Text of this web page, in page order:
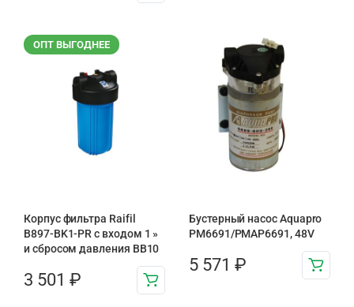
ОПТ ВЫГОДНЕЕ
Корпус фильтра Raifil
B897-BK1-PR с входом 1 »
и сбросом давления BB10
3 501 ₽
Бустерный насос Aquapro
PM6691/PMAP6691, 48V
5 571 ₽